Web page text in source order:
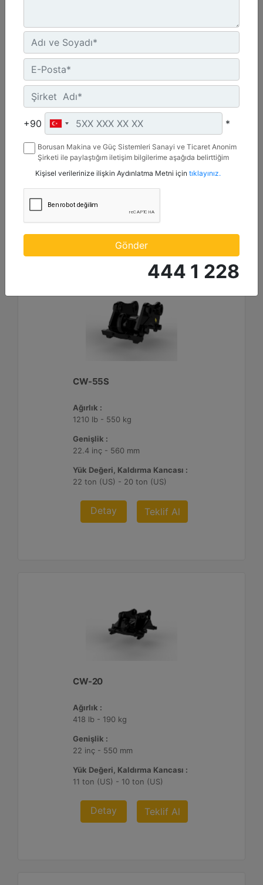
CW-55S
Ağırlık :
1210 lb - 550 kg
22 inç - 20 mm
Yük Değeri, Kaldırma Kancası :
Detay Teklif Al
CW-55S
Ağırlık :
1210 lb - 550 kg
Genişlik :
22.4 inç - 560 mm
Yük Değeri, Kaldırma Kancası :
22 ton (US) - 20 ton (US)
Detay Teklif Al
CW-20
Ağırlık :
418 lb - 190 kg
Genişlik :
22 inç - 550 mm
Yük Değeri, Kaldırma Kancası :
11 ton (US) - 10 ton (US)
Detay Teklif Al
+90 *
Borusan Makina ve Güç Sistemleri Sanayi ve Ticaret Anonim
Şirketi ile paylaştığım iletişim bilgilerime aşağıda belirttiğim
mesaj gönderilmesine izin veriyorum.
Kişisel verilerinize ilişkin Aydınlatma Metni için tıklayınız.
Gönder
444 1 228